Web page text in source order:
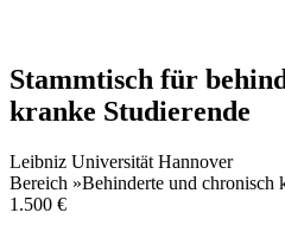
Stammtisch für
kranke Studierende
Leibniz Universität Hannover
Bereich »Behinderte und chronisch
1.500 €